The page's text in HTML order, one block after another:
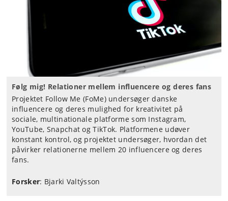
Følg mig! Relationer mellem influencere og deres fans
Projektet Follow Me (FoMe) undersøger danske
influencere og deres mulighed for kreativitet på
sociale, multinationale platforme som Instagram,
YouTube, Snapchat og TikTok. Platformene udøver
konstant kontrol, og projektet undersøger, hvordan det
påvirker relationerne mellem 20 influencere og deres
fans.
Forsker: Bjarki Valtýsson